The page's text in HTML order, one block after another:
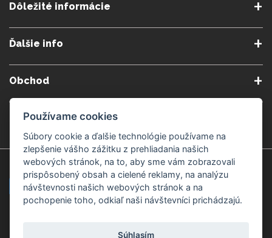
Dôležité informácie
Ochrana osobných údajov
Cookies nastavenia
Ďalšie info
Gemmoterapia
Obchod
Nakupuj bezpečne Veľkoobchod
Kamenné predajne
Považská Bystrica v Kauflande Považská Bystrica Mpark
Žilina Čadca
Záruka kvality
Používame cookies
Súbory cookie a ďalšie technológie používame na
zlepšenie vášho zážitku z prehliadania našich
webových stránok, na to, aby sme vám zobrazovali
prispôsobený obsah a cielené reklamy, na analýzu
návštevnosti našich webových stránok a na
pochopenie toho, odkiaľ naši návštevníci prichádzajú.
Súhlasím